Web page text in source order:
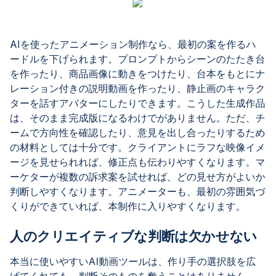
AIを使ったアニメーション制作なら、最初の案を作るハ
ードルを下げられます。プロンプトからシーンのたたき台
を作ったり、商品画像に動きをつけたり、台本をもとにナ
レーション付きの説明動画を作ったり、静止画のキャラク
ターを話すアバターにしたりできます。こうした生成作品
は、そのまま完成版になるわけでがありません。ただ、チ
ームで方向性を確認したり、意見を出し合ったりするため
の材料としては十分です。クライアントにラフな映像イメ
ージを見せられれば、修正点も伝わりやすくなります。マ
ーケターが複数の訴求案を試せれば、どの見せ方がよいか
判断しやすくなります。アニメーターも、最初の雰囲気づ
くりができていれば、本制作に入りやすくなります。
人のクリエイティブな判断は欠かせない
本当に使いやすいAI動画ツールは、作り手の選択肢を広